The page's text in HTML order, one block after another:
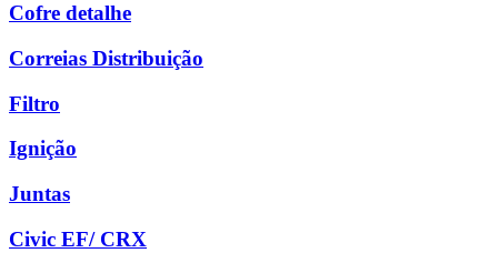
Cofre detalhe
Correias Distribuição
Filtro
Ignição
Juntas
Civic EF/ CRX